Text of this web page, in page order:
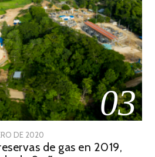
03
DE 2020
DE
de gas en 2019,